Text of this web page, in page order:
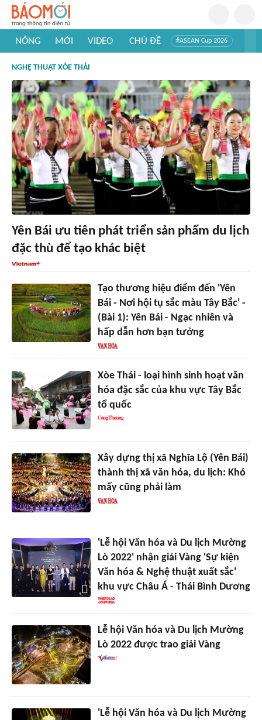
NÓNG MỚI VIDEO CHỦ ĐỀ #ASEAN Cup 2026
#Khám phá thế giới
NGHỆ THUẬT XÒE THÁI
Yên Bái ưu tiên phát triển sản phẩm du lịch
đặc thù để tạo khác biệt
Tạo thương hiệu điểm đến 'Yên
Bái - Nơi hội tụ sắc màu Tây Bắc' -
(Bài 1): Yên Bái - Ngạc nhiên và
hấp dẫn hơn bạn tưởng
Xòe Thái - loại hình sinh hoạt văn
hóa đặc sắc của khu vực Tây Bắc
tổ quốc
Xây dựng thị xã Nghĩa Lộ (Yên Bái)
thành thị xã văn hóa, du lịch: Khó
mấy cũng phải làm
'Lễ hội Văn hóa và Du lịch Mường
Lò 2022' nhận giải Vàng 'Sự kiện
Văn hóa & Nghệ thuật xuất sắc'
khu vực Châu Á - Thái Bình Dương
Lễ hội Văn hóa và Du lịch Mường
Lò 2022 được trao giải Vàng
'Lễ hội Văn hóa và Du lịch Mường